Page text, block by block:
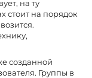
на ту
стоит на порядок
созданной
Группы в